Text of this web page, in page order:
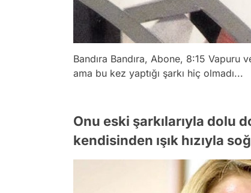
Bandıra Bandıra, Abone, 8:15 Vapuru
ama bu kez yaptığı şarkı hiç olmadı...
Onu eski şarkılarıyla dolu
kendisinden ışık hızıyla